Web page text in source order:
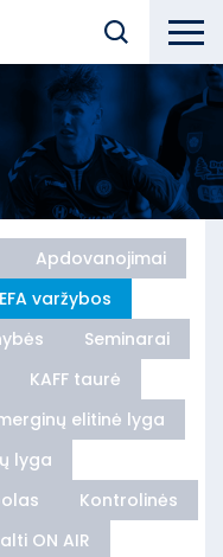
Apdovanojimai
varžybos
Seminarai
KAFF taurė
elitinė lyga
lyga
Kontrolinės
ON AIR